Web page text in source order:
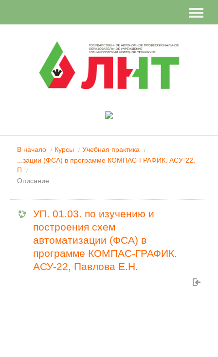
В начало / Курсы / Учебная практика /
...зации (ФСА) в программе КОМПАС-ГРАФИК. АСУ-22,
П
/
Описание
УП. 01.03. по изучению и
построения схем
автоматизации (ФСА) в
программе КОМПАС-ГРАФИК.
АСУ-22, Павлова Е.Н.